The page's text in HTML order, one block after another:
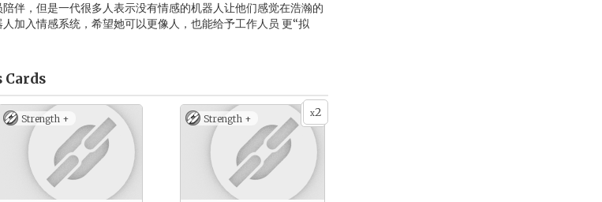
伴，但是一代很多人表示没有情感的机器人让他们感觉在浩瀚的
加入情感系统，希望她可以更像人，也能给予工作人员 更“拟
Cards
Strength + x2
Strength +